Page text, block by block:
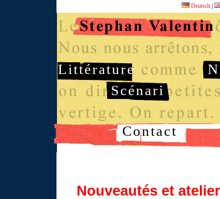
Deutsch
Littérature
Scénari
Contact
Nouveautés et